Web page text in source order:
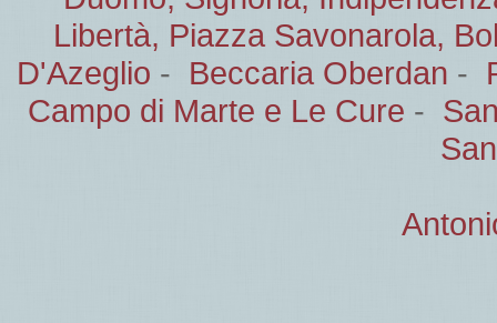
Libertà, Piazza Savonarola,
D'Azeglio - Beccaria Oberdan -
Campo di Marte e Le Cure -